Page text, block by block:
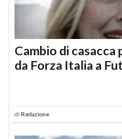
Cambio di
da Forza Italia a
di Redazione